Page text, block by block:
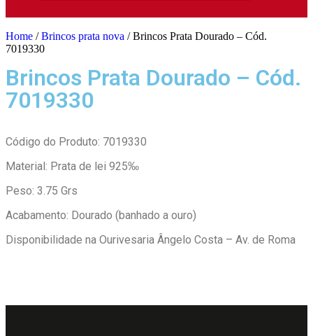
Home /Brincos prata nova / Brincos Prata Dourado – Cód.
7019330
Brincos Prata Dourado – Cód.
7019330
Código do Produto: 7019330
Material: Prata de lei 925‰
Peso: 3.75 Grs
Acabamento: Dourado (banhado a ouro)
Disponibilidade na Ourivesaria Ângelo Costa – Av. de Roma